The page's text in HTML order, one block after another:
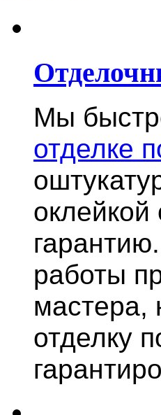
Мы
отделке
гарантию.
работы
мастера,
отделку